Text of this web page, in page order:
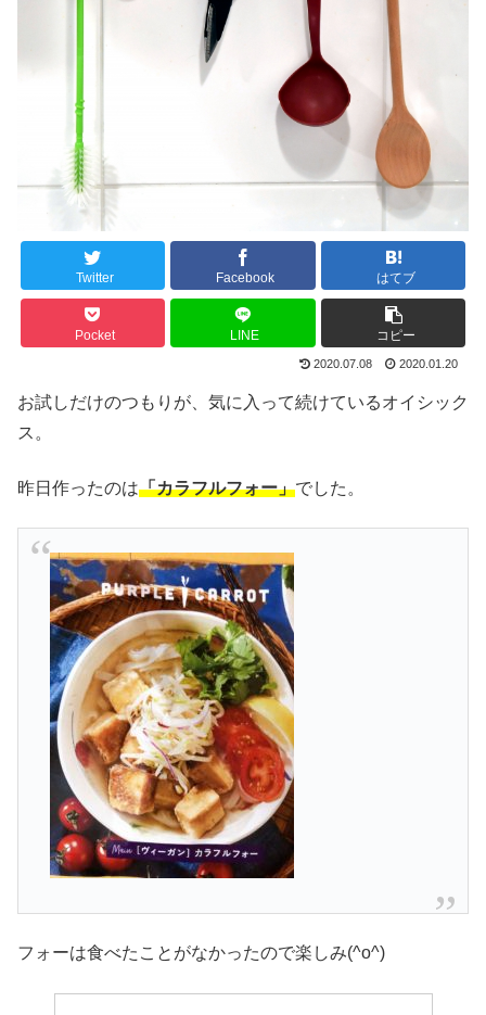
Twitter Facebook はてブ
Pocket LINE コピー
2020.07.08 2020.01.20
お試しだけのつもりが、気に入って続けているオイシック
ス。
昨日作ったのは「カラフルフォー」でした。
フォーは食べたことがなかったので楽しみ(^o^)